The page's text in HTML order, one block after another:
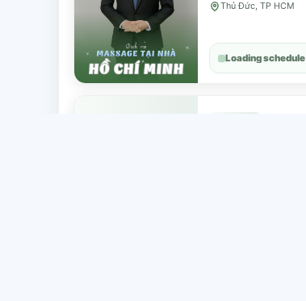
Thủ Đức, TP HCM
Loading schedule